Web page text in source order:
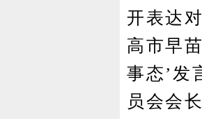
开表达
高市早
事态’发
员会会